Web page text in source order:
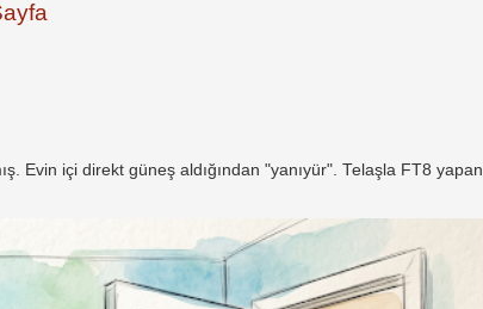
Evin içi direkt güneş aldığından "yanıyür". Telaşla FT8 yapan